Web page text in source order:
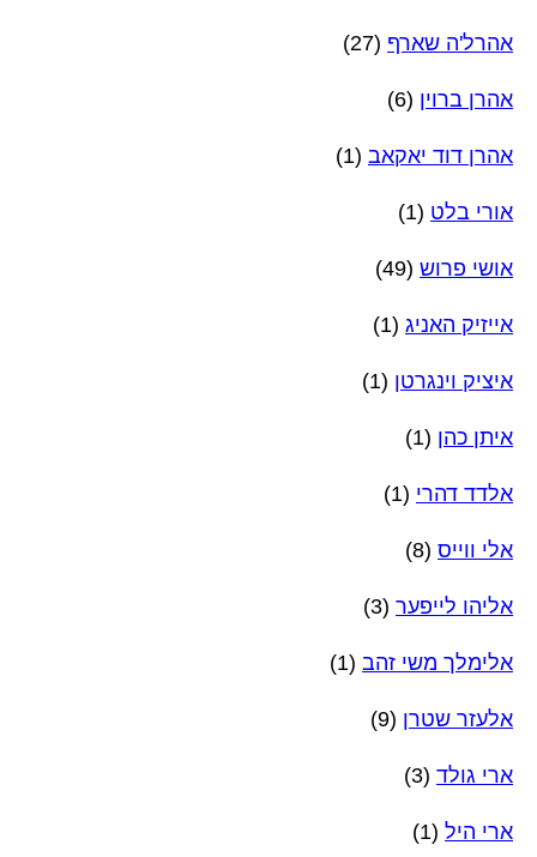
אהרל'ה שארף (27)
אהרן ברוין (6)
אהרן דוד יאקאב (1)
אורי בלט (1)
אושי פרוש (49)
אייזיק האניג (1)
איציק וינגרטן (1)
איתן כהן (1)
אלדד דהרי (1)
אלי ווייס (8)
אליהו לייפער (3)
אלימלך משי זהב (1)
אלעזר שטרן (9)
ארי גולד (3)
ארי היל (1)